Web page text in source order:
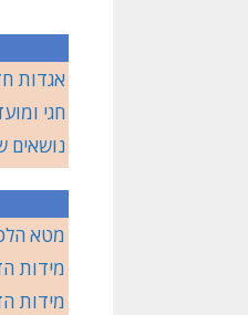
אגדות
חגי
נושאים
מטא
מידות
מידות